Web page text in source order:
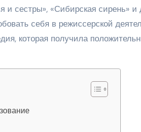
и сестры», «Сибирская сирень»
себя в режиссерской
которая получила